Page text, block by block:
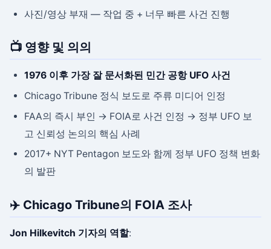
사진/영상 부재 — 작업 중 + 너무 빠른 사건 진행
📺 영향 및 의의
1976 이후 가장 잘 문서화된 민간 공항 UFO 사건
Chicago Tribune 정식 보도로 주류 미디어 인정
FAA의 즉시 부인 → FOIA로 사건 인정 → 정부 UFO 보
고 신뢰성 논의의 핵심 사례
2017+ NYT Pentagon 보도와 함께 정부 UFO 정책 변화
의 발판
✈️ Chicago Tribune의 FOIA 조사
Jon Hilkevitch 기자의 역할: